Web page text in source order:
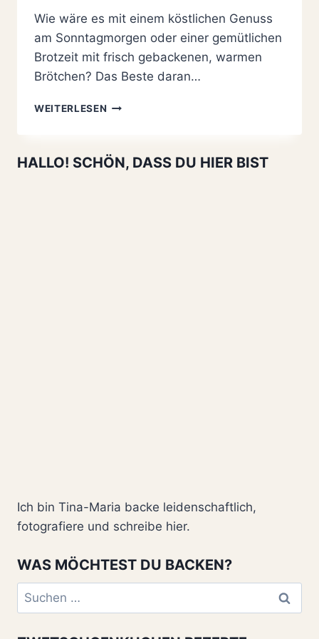
Wie wäre es mit einem köstlichen Genuss
am Sonntagmorgen oder einer gemütlichen
Brotzeit mit frisch gebackenen, warmen
Brötchen? Das Beste daran…
WEITERLESEN BRÖTCHEN
REZEPT
HALLO! SCHÖN, DASS DU HIER BIST
Ich bin Tina-Maria backe leidenschaftlich,
fotografiere und schreibe hier.
WAS MÖCHTEST DU BACKEN?
Suchen
nach: